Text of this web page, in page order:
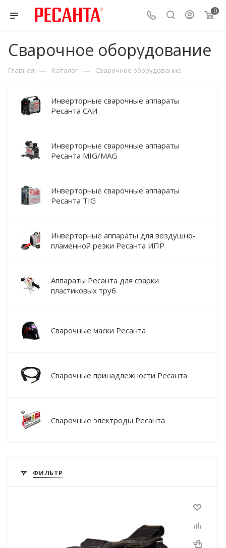
0
Сварочное оборудование
Главная — Каталог — Сварочное оборудование
Инверторные сварочные аппараты
Ресанта САИ
Инверторные сварочные аппараты
Ресанта MIG/MAG
Инверторные сварочные аппараты
Ресанта TIG
Инверторные аппараты для воздушно-
пламенной резки Ресанта ИПР
Аппараты Ресанта для сварки
пластиковых труб
Сварочные маски Ресанта
Сварочные принадлежности Ресанта
Сварочные электроды Ресанта
ФИЛЬТР